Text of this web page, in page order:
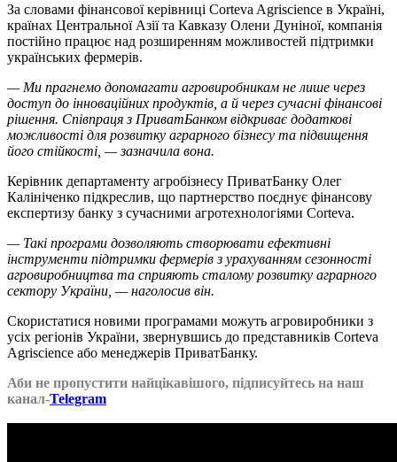
За словами фінансової керівниці Corteva Agriscience в Україні,
країнах Центральної Азії та Кавказу Олени Дуніної, компанія
постійно працює над розширенням можливостей підтримки
українських фермерів.
— Ми прагнемо допомагати агровиробникам не лише через
доступ до інноваційних продуктів, а й через сучасні фінансові
рішення. Співпраця з ПриватБанком відкриває додаткові
можливості для розвитку аграрного бізнесу та підвищення
його стійкості, — зазначила вона.
Керівник департаменту агробізнесу ПриватБанку Олег
Калініченко підкреслив, що партнерство поєднує фінансову
експертизу банку з сучасними агротехнологіями Corteva.
— Такі програми дозволяють створювати ефективні
інструменти підтримки фермерів з урахуванням сезонності
агровиробництва та сприяють сталому розвитку аграрного
сектору України, — наголосив він.
Скористатися новими програмами можуть агровиробники з
усіх регіонів України, звернувшись до представників Corteva
Agriscience або менеджерів ПриватБанку.
Аби не пропустити найцікавішого, підписуйтесь на наш
канал-Telegram